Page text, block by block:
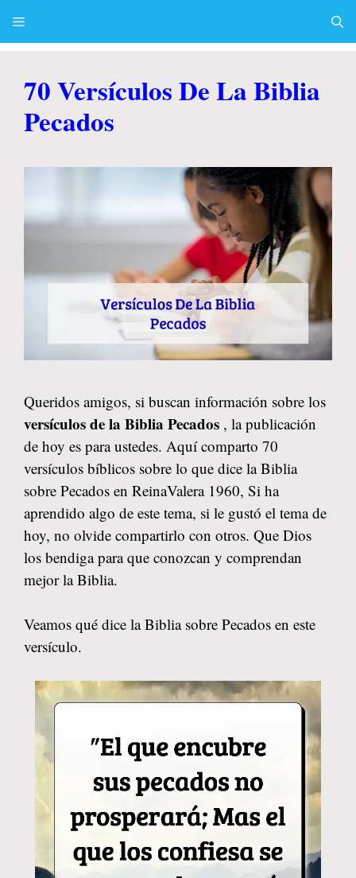
70 Versículos De La Biblia
Pecados
Queridos amigos, si buscan información sobre los
versículos de la Biblia Pecados , la publicación
de hoy es para ustedes. Aquí comparto 70
versículos bíblicos sobre lo que dice la Biblia
sobre Pecados en ReinaValera 1960, Si ha
aprendido algo de este tema, si le gustó el tema de
hoy, no olvide compartirlo con otros. Que Dios
los bendiga para que conozcan y comprendan
mejor la Biblia.
Veamos qué dice la Biblia sobre Pecados en este
versículo.